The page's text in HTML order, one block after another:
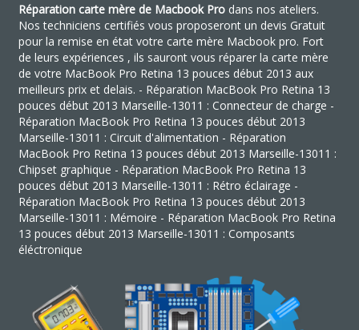
Réparation carte mère de Macbook Prodans nos ateliers.
Nos techniciens certifiés vous proposeront un devis Gratuit
pour la remise en état votre carte mère Macbook pro. Fort
de leurs expériences , ils sauront vous réparer la carte mère
de votre MacBook Pro Retina 13 pouces début 2013 aux
meilleurs prix et delais. - Réparation MacBook Pro Retina 13
pouces début 2013 Marseille-13011 : Connecteur de charge -
Réparation MacBook Pro Retina 13 pouces début 2013
Marseille-13011 : Circuit d'alimentation - Réparation
MacBook Pro Retina 13 pouces début 2013 Marseille-13011 :
Chipset graphique - Réparation MacBook Pro Retina 13
pouces début 2013 Marseille-13011 : Rétro éclairage -
Réparation MacBook Pro Retina 13 pouces début 2013
Marseille-13011 : Mémoire - Réparation MacBook Pro Retina
13 pouces début 2013 Marseille-13011 : Composants
éléctronique